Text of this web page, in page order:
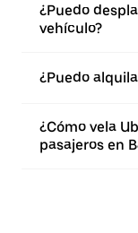
¿Puedo
vehículo?
¿Puedo
¿Cómo vela
pasajeros en